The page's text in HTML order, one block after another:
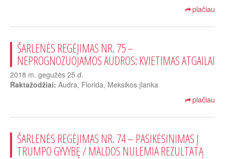
plačiau
ŠARLENĖS REGĖJIMAS NR. 75 –
NEPROGNOZUOJAMOS AUDROS: KVIETIMAS ATGAILAI
2018 m. gegužės 25 d.
Raktažodžiai: Audra, Florida, Meksikos įlanka
plačiau
ŠARLENĖS REGĖJIMAS NR. 74 – PASIKĖSINIMAS Į
TRUMPO GYVYBĘ / MALDOS NULEMIA REZULTATĄ